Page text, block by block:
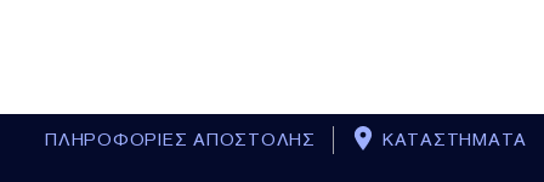
ΠΛΗΡΟΦΟΡΙΕΣ ΑΠΟΣΤΟΛΗΣ ΚΑΤΑΣΤΗΜΑΤΑ